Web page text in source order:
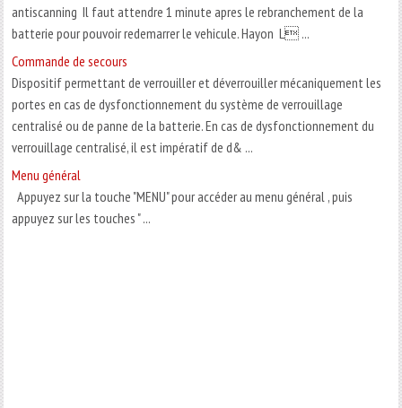
antiscanning Il faut attendre 1 minute apres le rebranchement de la
batterie pour pouvoir redemarrer le vehicule. Hayon L ...
Commande de secours
Dispositif permettant de verrouiller et déverrouiller mécaniquement les
portes en cas de dysfonctionnement du système de verrouillage
centralisé ou de panne de la batterie. En cas de dysfonctionnement du
verrouillage centralisé, il est impératif de d& ...
Menu général
Appuyez sur la touche "MENU" pour accéder au menu général , puis
appuyez sur les touches " ...